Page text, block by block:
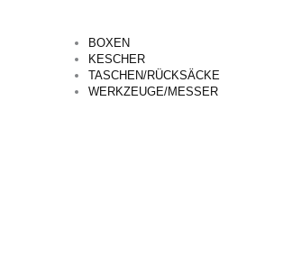
BOXEN
KESCHER
TASCHEN/RÜCKSÄCKE
WERKZEUGE/MESSER